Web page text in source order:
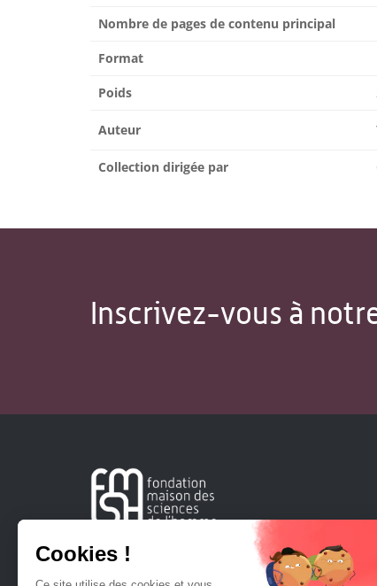
Nombre de pages de contenu principal
Format
Poids
Auteur
Collection dirigée par
Inscrivez-vous à
Créée en 1963, la Fondation Maison Sciences de
soutient la recherche et la diffusion des